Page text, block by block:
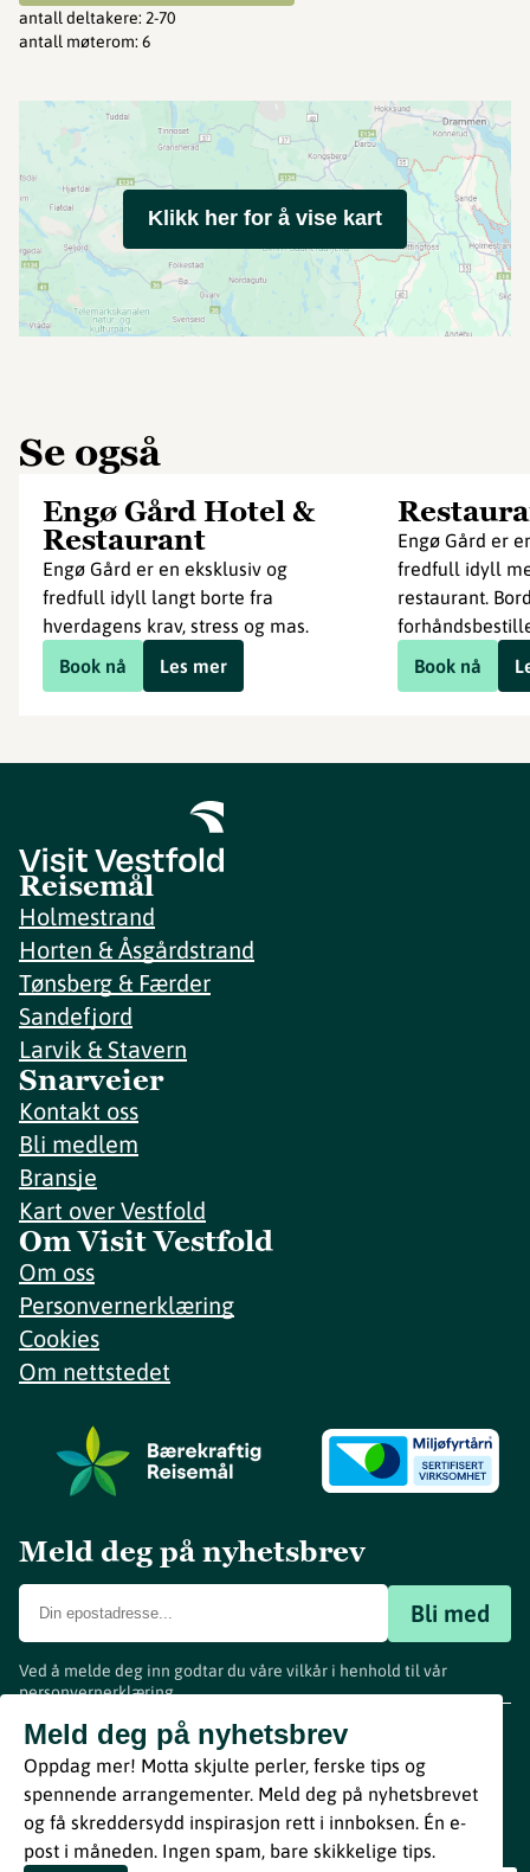
antall deltakere: 2-70
antall møterom: 6
Klikk her for å vise kart
Se også
Engø Gård Hotel &
Restaurant
Engø Gård er en eksklusiv og
fredfull idyll langt borte fra
hverdagens krav, stress og mas.
Book nå
Les mer
Engø Gård er
fredfull idyll
restaurant.
Book nå
Reisemål
Holmestrand
Horten & Åsgårdstrand
Tønsberg & Færder
Sandefjord
Larvik & Stavern
Snarveier
Kontakt oss
Bli medlem
Bransje
Kart over Vestfold
Om Visit Vestfold
Om oss
Personvernerklæring
Cookies
Om nettstedet
Meld deg på nyhetsbrev
Bli med
Ved å melde deg inn godtar du våre vilkår i henhold til vår
personvernerklæring.
Meld deg på nyhetsbrev
Oppdag mer! Motta skjulte perler, ferske tips og
spennende arrangementer. Meld deg på nyhetsbrevet
og få skreddersydd inspirasjon rett i innboksen. Én e-
post i måneden. Ingen spam, bare skikkelige tips.
www.visitvestfold.com
Turistinformasjon
Vestfold Fylkeskommune
ByBreakfast